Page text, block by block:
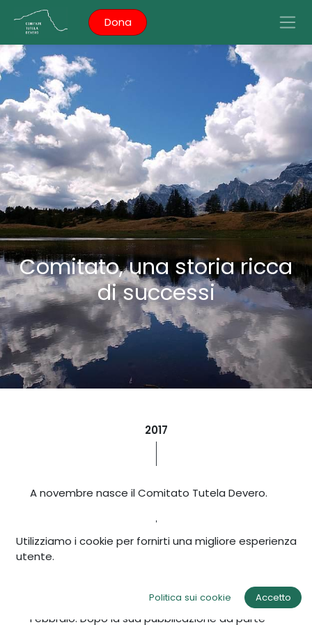
Dona
Comitato, una storia ricca
di successi
2017
A novembre nasce il Comitato Tutela Devero.
Febbraio. Dopo la sua pubblicazione da parte
Utilizziamo i cookie per fornirti una migliore esperienza
utente.
Politica sui cookie Accetto